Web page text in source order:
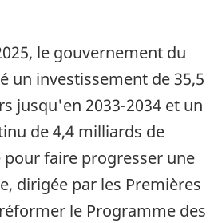
le gouvernement du
un investissement de 35,5
jusqu'en 2033-2034 et un
de 4,4 milliards de
pour faire progresser une
dirigée par les Premières
le Programme des